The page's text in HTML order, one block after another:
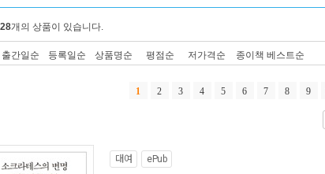
개의 상품이 있습니다.
출간일순 등록일순 상품명순 평점순 저가격순 종이책 베스트순
1 2 3 4 5 6 7 8 9
대여 ePub